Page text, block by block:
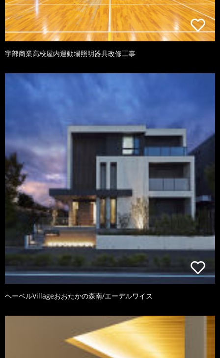
宇部商業高校屋内運動場照明器具改修工事
ヘーベルVillageおおたかの森南/エーデルワイス